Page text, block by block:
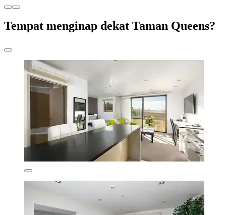
Tempat menginap dekat Taman Queens?